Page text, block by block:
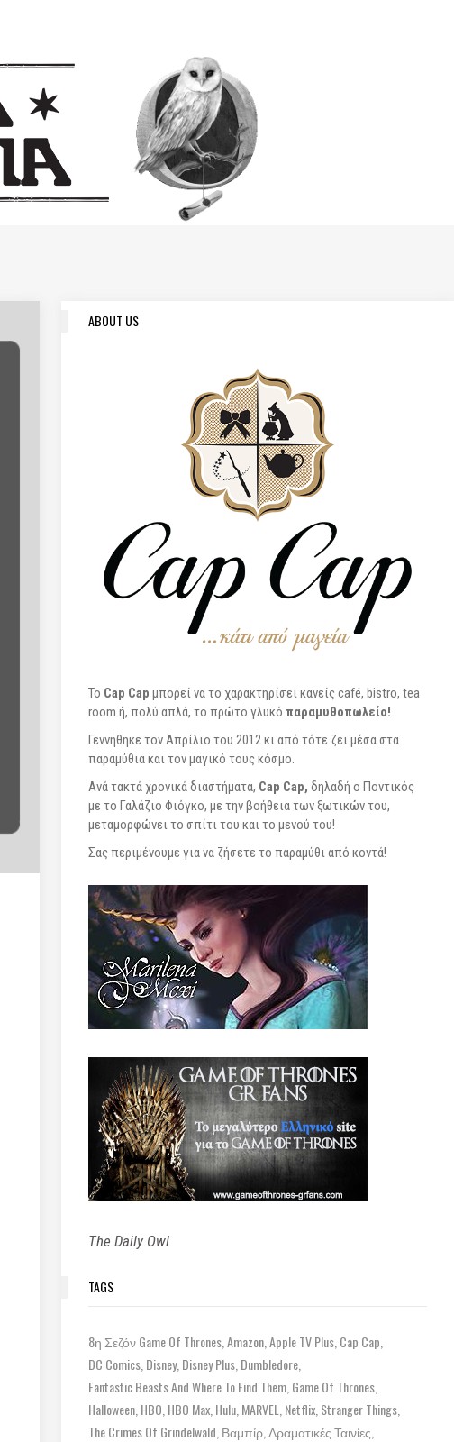
ABOUT US
To Cap Cap μπορεί να το χαρακτηρίσει κανείς café, bistro, tea
room ή, πολύ απλά, το πρώτο γλυκό παραμυθοπωλείο!
Γεννήθηκε τον Απρίλιο του 2012 κι από τότε ζει μέσα στα
παραμύθια και τον μαγικό τους κόσμο.
Ανά τακτά χρονικά διαστήματα, Cap Cap, δηλαδή ο Ποντικός
με το Γαλάζιο Φιόγκο, με την βοήθεια των ξωτικών του,
μεταμορφώνει το σπίτι του και το μενού του!
Σας περιμένουμε για να ζήσετε το παραμύθι από κοντά!
The Daily Owl
TAGS
8η Σεζόν Game Of Thrones Amazon Apple TV Plus Cap Cap
DC Comics Disney Disney Plus Dumbledore
Fantastic Beasts And Where To Find Them Game Of Thrones
Halloween HBO HBO Max Hulu MARVEL Netflix Stranger Things
The Crimes Of Grindelwald Βαμπίρ Δραματικές Ταινίες